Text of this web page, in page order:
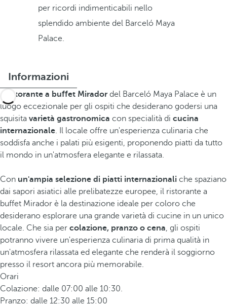
per ricordi indimenticabili nello
splendido ambiente del Barceló Maya
Palace.
Informazioni
ristorante a buffet Mirador del Barceló Maya Palace è un
luogo eccezionale per gli ospiti che desiderano godersi una
squisita varietà gastronomica con specialità di cucina
internazionale. Il locale offre un'esperienza culinaria che
soddisfa anche i palati più esigenti, proponendo piatti da tutto
il mondo in un'atmosfera elegante e rilassata.
Con un'ampia selezione di piatti internazionali che spaziano
dai sapori asiatici alle prelibatezze europee, il ristorante a
buffet Mirador è la destinazione ideale per coloro che
desiderano esplorare una grande varietà di cucine in un unico
locale. Che sia per colazione, pranzo o cena, gli ospiti
potranno vivere un'esperienza culinaria di prima qualità in
un'atmosfera rilassata ed elegante che renderà il soggiorno
presso il resort ancora più memorabile.
Orari
Colazione: dalle 07:00 alle 10:30.
Pranzo: dalle 12:30 alle 15:00